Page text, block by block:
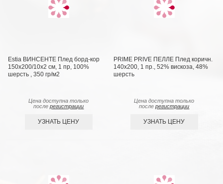
Estia ВИНСЕНТЕ Плед борд-кор
150х200/10х2 см, 1 пр, 100%
шерсть , 350 гр/м2
Цена доступна только
послерегистрации
УЗНАТЬ ЦЕНУ
PRIME PRIVE ПЕЛЛЕ Плед коричн.
140х200, 1 пр., 52% вискоза, 48%
шерсть
Цена доступна только
послерегистрации
УЗНАТЬ ЦЕНУ